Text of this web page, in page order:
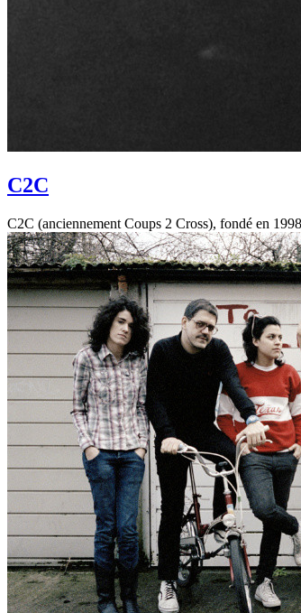
C2C
C2C (anciennement Coups 2 Cross), fondé en